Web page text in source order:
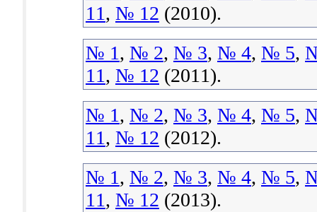
11, № 12 (2010).
№ 1, № 2, № 3, № 4, № 5,
11, № 12 (2011).
№ 1, № 2, № 3, № 4, № 5,
11, № 12 (2012).
№ 1, № 2, № 3, № 4, № 5,
11, № 12 (2013).